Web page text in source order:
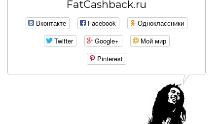
FatCashback.ru
Вконтакте Facebook
Одноклассники
Twitter
Google+
Мой мир
Pinterest